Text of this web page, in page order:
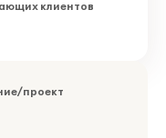
клиентов
проект